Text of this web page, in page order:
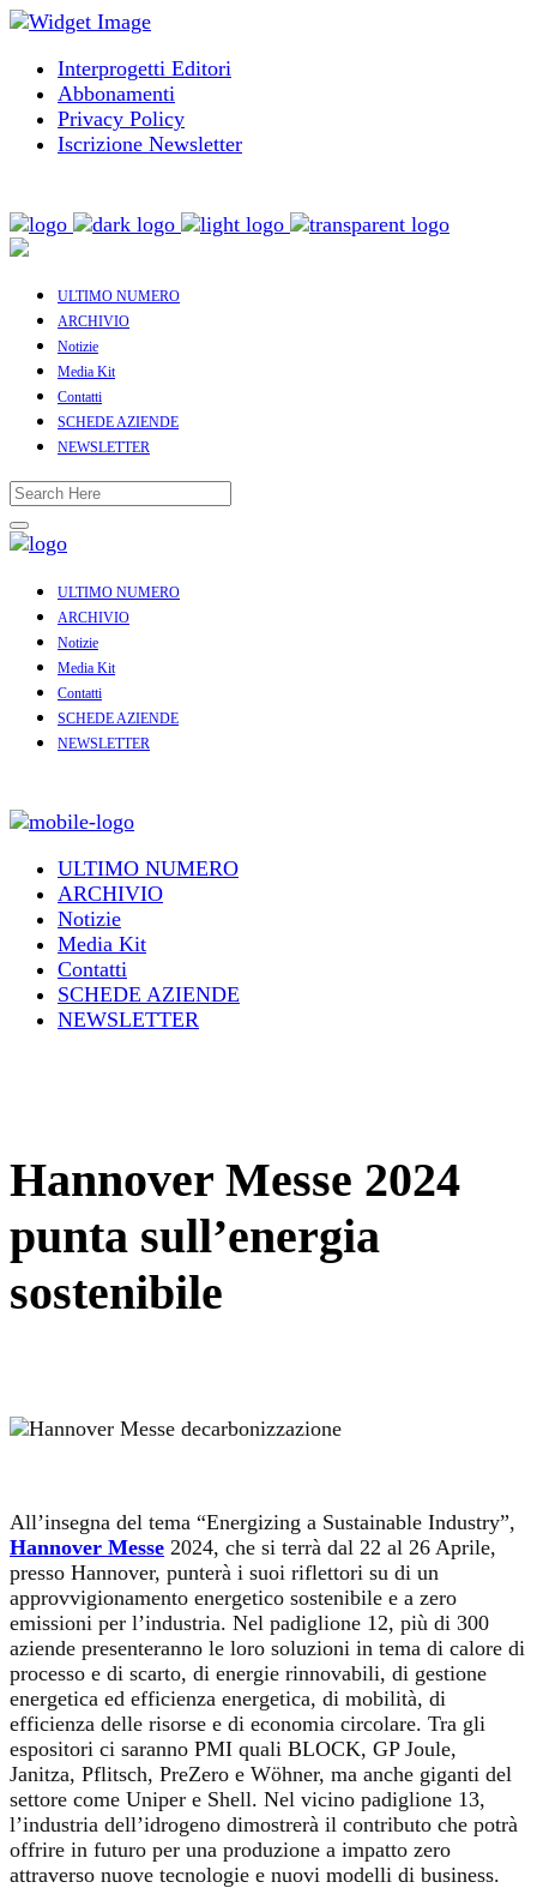
Interprogetti Editori
Abbonamenti
Privacy Policy
Iscrizione Newsletter
ULTIMO NUMERO
ARCHIVIO
Notizie
Media Kit
Contatti
SCHEDE AZIENDE
NEWSLETTER
ULTIMO NUMERO
ARCHIVIO
Notizie
Media Kit
Contatti
SCHEDE AZIENDE
NEWSLETTER
ULTIMO NUMERO
ARCHIVIO
Notizie
Media Kit
Contatti
SCHEDE AZIENDE
NEWSLETTER
Hannover Messe 2024
punta sull’energia
sostenibile
All’insegna del tema “Energizing a Sustainable Industry”,
Hannover Messe 2024, che si terrà dal 22 al 26 Aprile,
presso Hannover, punterà i suoi riflettori su di un
approvvigionamento energetico sostenibile e a zero
emissioni per l’industria. Nel padiglione 12, più di 300
aziende presenteranno le loro soluzioni in tema di calore di
processo e di scarto, di energie rinnovabili, di gestione
energetica ed efficienza energetica, di mobilità, di
efficienza delle risorse e di economia circolare. Tra gli
espositori ci saranno PMI quali BLOCK, GP Joule,
Janitza, Pflitsch, PreZero e Wöhner, ma anche giganti del
settore come Uniper e Shell. Nel vicino padiglione 13,
l’industria dell’idrogeno dimostrerà il contributo che potrà
offrire in futuro per una produzione a impatto zero
attraverso nuove tecnologie e nuovi modelli di business.